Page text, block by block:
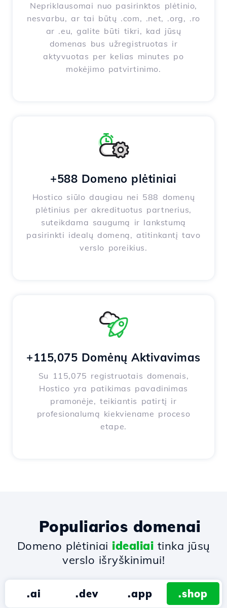
Nepriklausomai nuo pasirinktos plėtinio,
nesvarbu, ar tai būtų .com, .net, .org, .ro
ar .eu, galite būti tikri, kad jūsų
domenas bus užregistruotas ir
aktyvuotas per kelias minutes po
mokėjimo patvirtinimo.
+588 Domeno plėtiniai
Hostico siūlo daugiau nei 588 domenų
plėtinius per akredituotus partnerius,
suteikdama saugumą ir lankstumą
pasirinkti idealų domeną, atitinkantį tavo
verslo poreikius.
+115,075 Domėnų Aktivavimas
Su 115,075 registruotais domenais,
Hostico yra patikimas pavadinimas
pramonėje, teikiantis patirtį ir
profesionalumą kiekviename proceso
etape.
Populiarios domenai
Domeno plėtiniai idealiai tinka jūsų
verslo išryškinimui!
.ai .dev .app .shop